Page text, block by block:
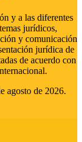
y a las diferentes
jurídicos,
y comunicación
jurídica de
de acuerdo con
agosto de 2026.